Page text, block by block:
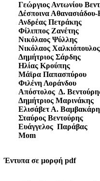
Γεώργιος Αντωνίου
Δέσποινα Αθανασιάδου-
Ανδρέας Πετράκης
Φίλιππος Ζανέτης
Νικόλαος Ψύλλης
Νικόλαος Χαλκιόπουλος
Δημήτριος Σάρδης
Ηλίας Κρούπης
Μάϊρα Παπασπύρου
Φιλένη Λοράνδου
Απόστολος Δ.
Δημήτριος Μαρινάκης
Ελισάβετ Α. Βαμβακάρη
Σταύρος Βεντούρης
Ευάγγελος Παράβας
Mom
Έντυπα σε μορφή pdf